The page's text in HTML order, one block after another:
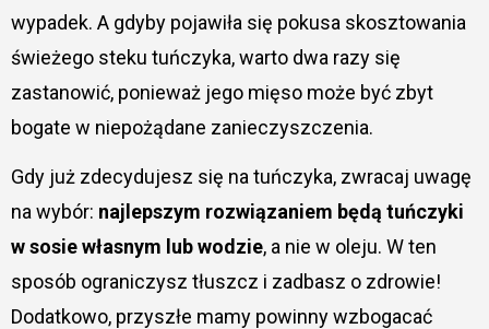
wypadek. A gdyby pojawiła się pokusa skosztowania
świeżego steku tuńczyka, warto dwa razy się
zastanowić, ponieważ jego mięso może być zbyt
bogate w niepożądane zanieczyszczenia.
Gdy już zdecydujesz się na tuńczyka, zwracaj uwagę
na wybór: najlepszym rozwiązaniem będą tuńczyki
w sosie własnym lub wodzie, a nie w oleju. W ten
sposób ograniczysz tłuszcz i zadbasz o zdrowie!
Dodatkowo, przyszłe mamy powinny wzbogacać